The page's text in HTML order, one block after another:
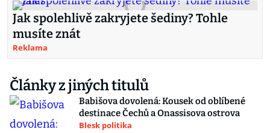
Jak spolehlivě zakryjete šediny? Tohle
musíte znát
Reklama
Články z jiných titulů
Babišova dovolená: Kousek od oblíbené
destinace Čechů a Onassisova ostrova
Blesk politika